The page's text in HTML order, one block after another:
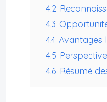
4.2
4.3
4.4 Avantages
4.5
4.6 Résumé